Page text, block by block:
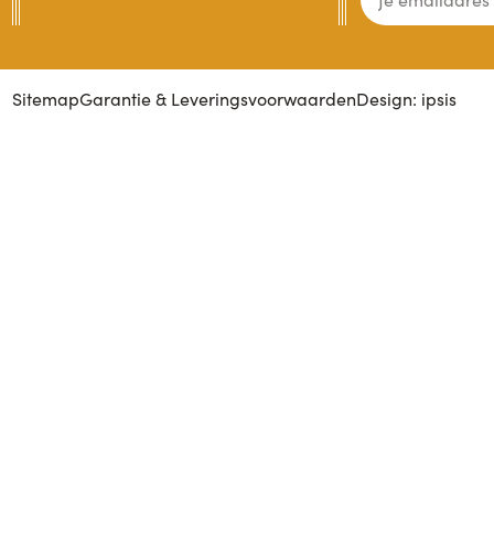
SitemapGarantie & LeveringsvoorwaardenDesign: ipsis